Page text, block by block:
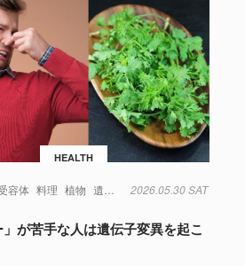
HEALTH
容体 料理 植物 遺伝子 食べ物
2026.05.30 SAT
」が苦手な人は遺伝子変異を起こ